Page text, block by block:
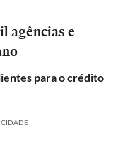
agências e
para o crédito